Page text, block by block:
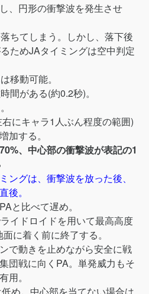
、円形の衝撃波を発生させ
ちてしまう。しかし、落下後
ためJAタイミングは空中判定
移動可能。
間がある(約0.2秒)。
にキャラ1人ぶん程度の範囲)
加する。
、中心部の衝撃波が表記の1
ングは、衝撃波を放った後、
後。
と比べて遅め。
イドロイドを用いて最高高度
に着く前に終了する。
で動きを止めながら安全に戦
団戦に向くPA。単発威力もそ
用。
め。中心部を当てない場合は